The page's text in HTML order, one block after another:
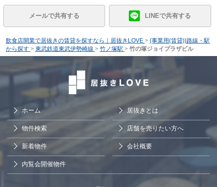
メールで共有する LINEで共有する
飲食店開業で居抜きの賃貸を探すなら｜居抜きLOVE > (事業用(賃貸))路線・駅
から探す > 東武鉄道東武伊勢崎線 > 竹ノ塚駅 > 竹の塚ジョイプラザビル
ホーム 居抜きとは
物件検索 店舗を売りたい方へ
新着物件 会社概要
内覧会開催物件